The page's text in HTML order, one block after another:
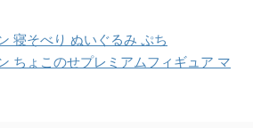
寝そべり ぬいぐるみ ぷち
ちょこのせプレミアムフィギュア マ